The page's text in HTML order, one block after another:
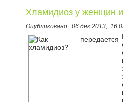
Хламидиоз у женщин
Опубликовано: 06 дек 2013,